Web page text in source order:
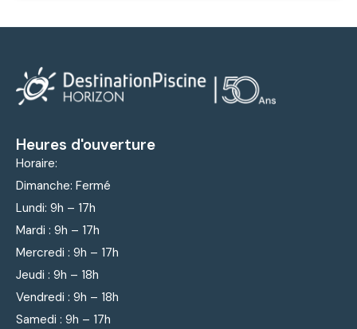
Heures d'ouverture
Horaire:
Dimanche: Fermé
Lundi: 9h – 17h
Mardi : 9h – 17h
Mercredi : 9h – 17h
Jeudi : 9h – 18h
Vendredi : 9h – 18h
Samedi : 9h – 17h